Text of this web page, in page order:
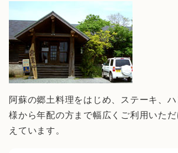
阿蘇の郷土料理をはじめ、ステーキ、
様から年配の方まで幅広くご利用いた
えています。